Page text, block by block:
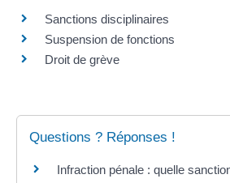
Sanctions disciplinaires
Suspension de fonctions
Droit de grève
Questions ? Réponses !
Infraction pénale : quelle